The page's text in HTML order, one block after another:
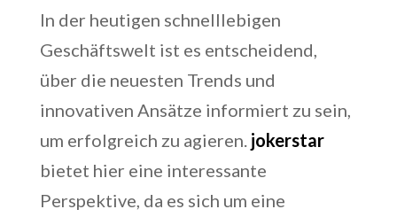
In der heutigen schnelllebigen
Geschäftswelt ist es entscheidend,
über die neuesten Trends und
innovativen Ansätze informiert zu sein,
um erfolgreich zu agieren. jokerstar
bietet hier eine interessante
Perspektive, da es sich um eine